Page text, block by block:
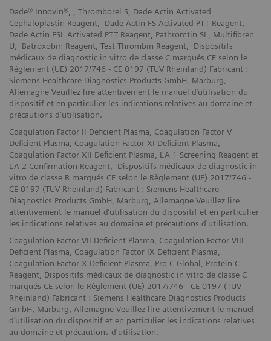
Dade® Innovin®, , Thromborel S, Dade Actin Activated
Cephaloplastin Reagent, Dade Actin FS Activated PTT Reagent,
Dade Actin FSL Activated PTT Reagent, Pathromtin SL, Multifibren
U, Batroxobin Reagent, Test Thrombin Reagent, Dispositifs
médicaux de diagnostic in vitro de classe C marqués CE selon le
Règlement (UE) 2017/746 - CE 0197 (TÜV Rheinland) Fabricant :
Siemens Healthcare Diagnostics Products GmbH, Marburg,
Allemagne Veuillez lire attentivement le manuel d’utilisation du
dispositif et en particulier les indications relatives au domaine et
précautions d'utilisation.
Coagulation Factor II Deficient Plasma, Coagulation Factor V
Deficient Plasma, Coagulation Factor XI Deficient Plasma,
Coagulation Factor XII Deficient Plasma, LA 1 Screening Reagent et
LA 2 Confirmation Reagent, Dispositifs médicaux de diagnostic in
vitro de classe B marqués CE selon le Règlement (UE) 2017/746 -
CE 0197 (TÜV Rheinland) Fabricant : Siemens Healthcare
Diagnostics Products GmbH, Marburg, Allemagne Veuillez lire
attentivement le manuel d’utilisation du dispositif et en particulier
les indications relatives au domaine et précautions d'utilisation.
Coagulation Factor VII Deficient Plasma, Coagulation Factor VIII
Deficient Plasma, Coagulation Factor IX Deficient Plasma,
Coagulation Factor X Deficient Plasma, Pro C Global, Protein C
Reagent, Dispositifs médicaux de diagnostic in vitro de classe C
marqués CE selon le Règlement (UE) 2017/746 - CE 0197 (TÜV
Rheinland) Fabricant : Siemens Healthcare Diagnostics Products
GmbH, Marburg, Allemagne Veuillez lire attentivement le manuel
d’utilisation du dispositif et en particulier les indications relatives
au domaine et précautions d'utilisation.